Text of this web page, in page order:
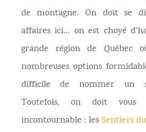
de montagne. On doit se
affaires ici… on est choyé
grande région de
nombreuses options
difficile de nommer un
Toutefois, on doit vous
incontournable : lesSentiers